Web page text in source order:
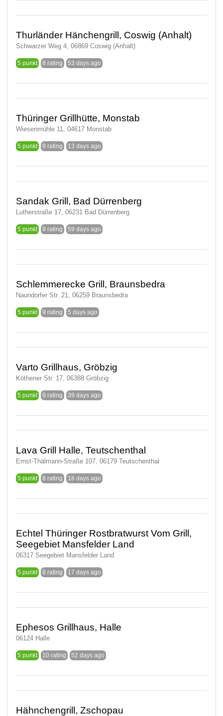
Thurländer Hänchengrill, Coswig (Anhalt)
Schwarzer Weg 4, 06869 Coswig (Anhalt)
5 punkt 8 rating 53 days ago
Thüringer Grillhütte, Monstab
Wiesenmühle 11, 04617 Monstab
5 punkt 9 rating 13 days ago
Sandak Grill, Bad Dürrenberg
Lutherstraße 17, 06231 Bad Dürrenberg
5 punkt 9 rating 59 days ago
Schlemmerecke Grill, Braunsbedra
Naundorfer Str. 21, 06259 Braunsbedra
5 punkt 9 rating 5 days ago
Varto Grillhaus, Gröbzig
Köthener Str. 17, 06388 Gröbzig
5 punkt 9 rating 39 days ago
Lava Grill Halle, Teutschenthal
Ernst-Thälmann-Straße 107, 06179 Teutschenthal
5 punkt 8 rating 18 days ago
Echtel Thüringer Rostbratwurst Vom Grill,
Seegebiet Mansfelder Land
06317 Seegebiet Mansfelder Land
5 punkt 8 rating 17 days ago
Ephesos Grillhaus, Halle
06124 Halle
5 punkt 10 rating 52 days ago
Hähnchengrill, Zschopau